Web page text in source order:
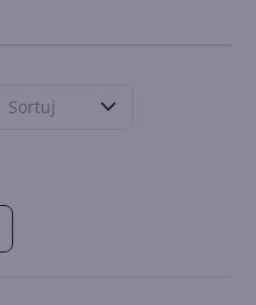
Sortuj